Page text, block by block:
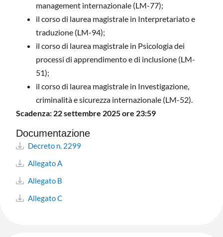
management internazionale (LM-77);
il corso di laurea magistrale in Interpretariato e
traduzione (LM-94);
il corso di laurea magistrale in Psicologia dei
processi di apprendimento e di inclusione (LM-
51);
il corso di laurea magistrale in Investigazione,
criminalità e sicurezza internazionale (LM-52).
Scadenza: 22 settembre 2025 ore 23:59
Documentazione
Decreto n. 2299
Allegato A
Allegato B
Allegato C